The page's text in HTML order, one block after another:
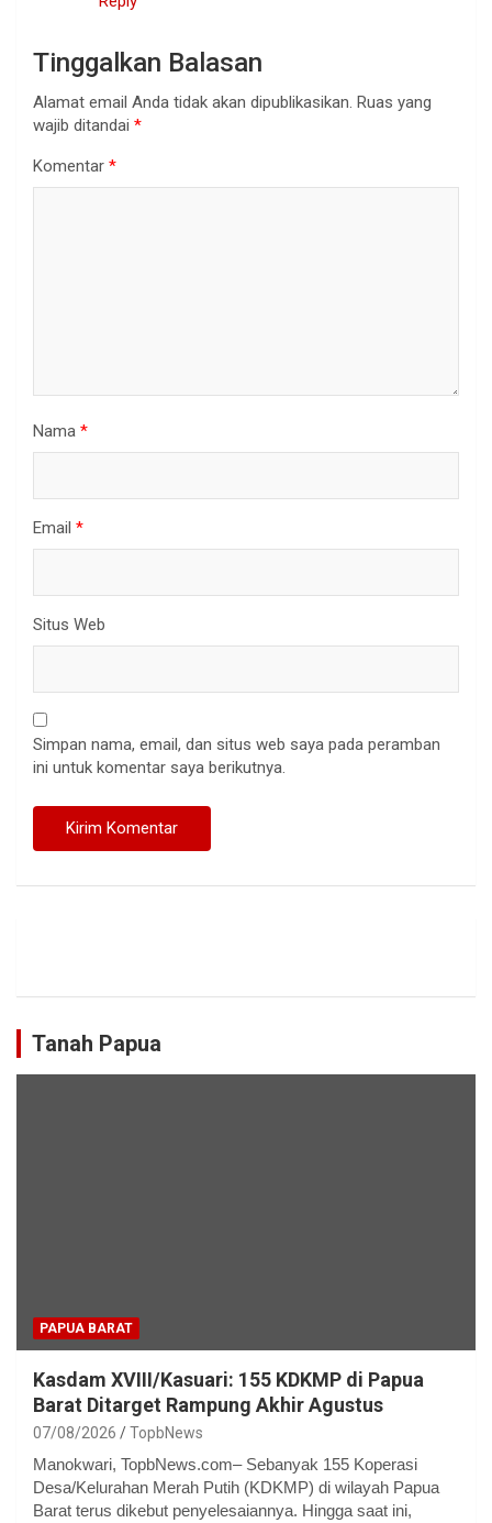
Tinggalkan Balasan
Alamat email Anda tidak akan dipublikasikan. Ruas yang
wajib ditandai *
Komentar *
Nama *
Email *
Situs Web
Simpan nama, email, dan situs web saya pada peramban
ini untuk komentar saya berikutnya.
Tanah Papua
PAPUA BARAT
Kasdam XVIII/Kasuari: 155 KDKMP di Papua
Barat Ditarget Rampung Akhir Agustus
07/08/2026 TopbNews
Manokwari, TopbNews.com– Sebanyak 155 Koperasi
Desa/Kelurahan Merah Putih (KDKMP) di wilayah Papua
Barat terus dikebut penyelesaiannya. Hingga saat ini,